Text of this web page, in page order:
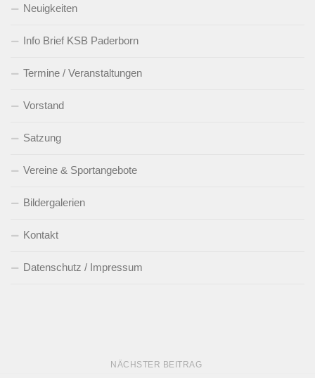
Neuigkeiten
Info Brief KSB Paderborn
Termine / Veranstaltungen
Vorstand
Satzung
Vereine & Sportangebote
Bildergalerien
Kontakt
Datenschutz / Impressum
NÄCHSTER BEITRAG